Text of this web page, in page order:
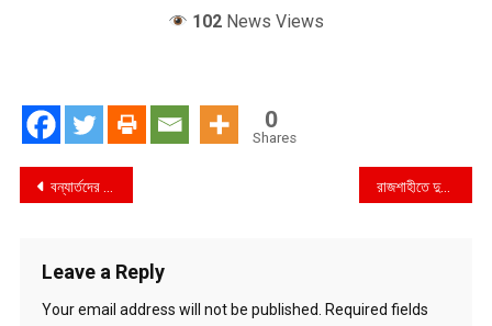
102 News Views
0
Shares
Post
বন্যার্তদের মাঝে আব্দুল হাই ফাউন্ডেশনের খাদ্য বিতরণ রাজশাহীতে দুই সম্পাদক ও সাংবাদিকের বিরুদ্ধে বিএনপি নেতার মামলা
Leave a Reply
Your email address will not be published.
Required fields